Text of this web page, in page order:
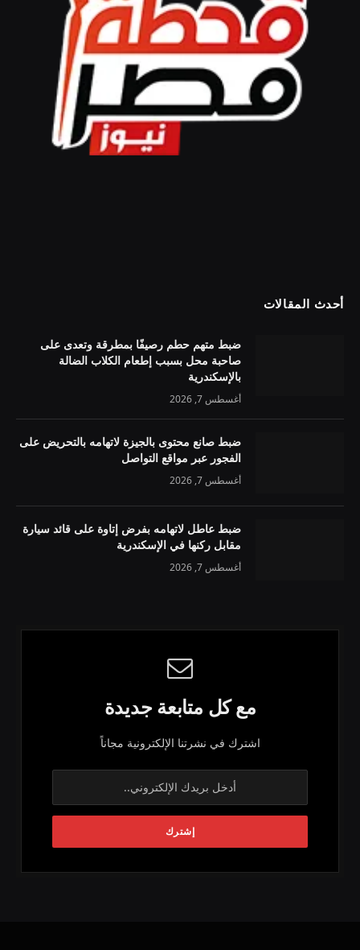
أحدث المقالات
ضبط متهم حطم رصيفًا بمطرقة وتعدى على
صاحبة محل بسبب إطعام الكلاب الضالة
بالإسكندرية
أغسطس 7, 2026
ضبط صانع محتوى بالجيزة لاتهامه بالتحريض على
الفجور عبر مواقع التواصل
أغسطس 7, 2026
ضبط عاطل لاتهامه بفرض إتاوة على قائد سيارة
مقابل ركنها في الإسكندرية
أغسطس 7, 2026
مع كل متابعة جديدة
اشترك في نشرتنا الإلكترونية مجاناً